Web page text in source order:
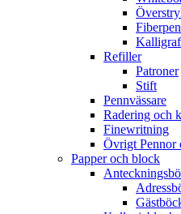
Refiller
Patroner
Stift
Pennvässare
Radering och
Finewritning
Övrigt Pennor
Papper och block